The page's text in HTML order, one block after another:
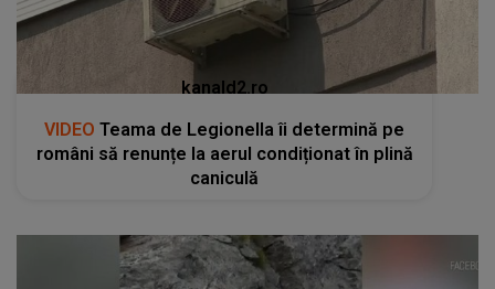
kanald2.ro
VIDEO Teama de Legionella îi determină pe
români să renunțe la aerul condiționat în plină
caniculă